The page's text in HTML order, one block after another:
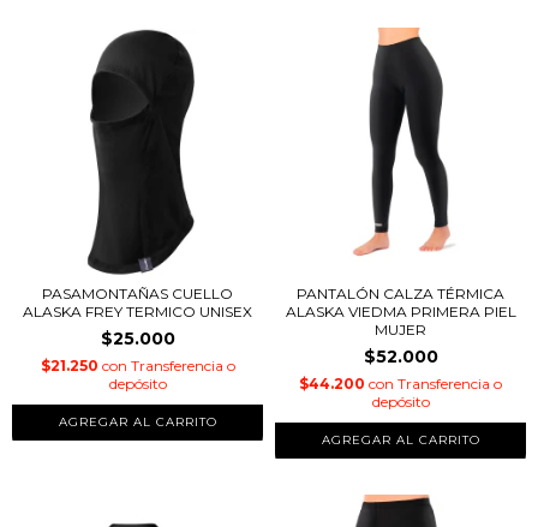
PASAMONTAÑAS CUELLO
ALASKA FREY TERMICO UNISEX
$25.000
$21.250 con Transferencia o
depósito
PANTALÓN CALZA TÉRMICA
ALASKA VIEDMA PRIMERA PIEL
MUJER
$52.000
$44.200 con Transferencia o
depósito
AGREGAR AL CARRITO